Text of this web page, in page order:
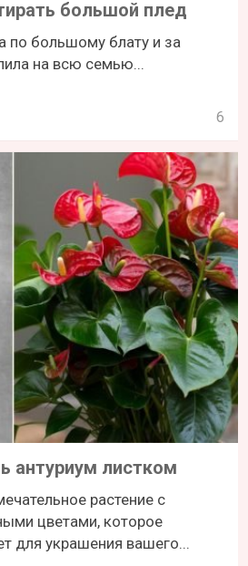
большой плед
по большому блату и за
на всю семью...
6
антуриум листком
растение с
цветами, которое
для украшения вашего...